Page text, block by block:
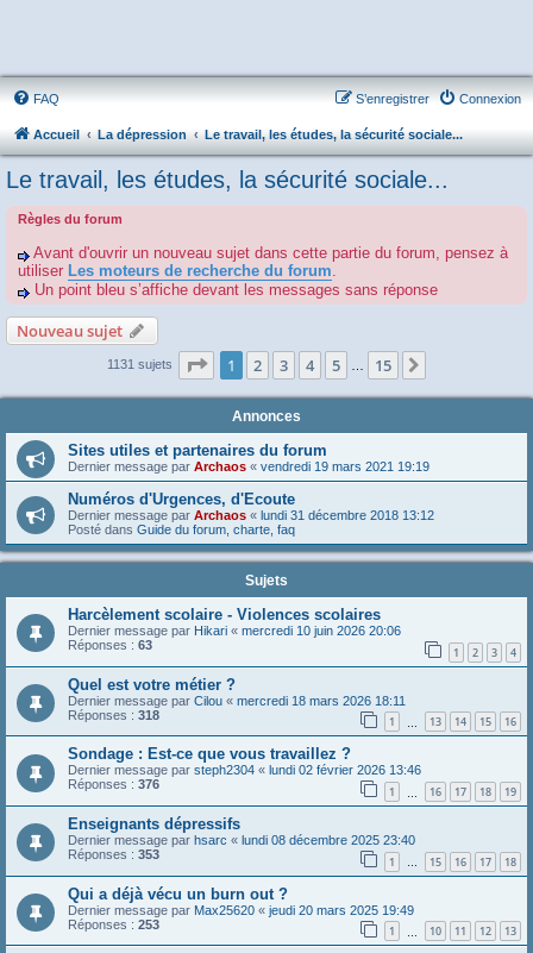
FAQ Connexion
S’enregistrer
Accueil La dépression Le travail, les études, la sécurité sociale...
Le travail, les études, la sécurité sociale...
Règles du forum
Avant d'ouvrir un nouveau sujet dans cette partie du forum, pensez à
utiliser Les moteurs de recherche du forum.
Un point bleu s’affiche devant les messages sans réponse
Nouveau sujet
1131 sujets Page 1sur15
1 2 3 4 5 15
Annonces
Sites utiles et partenaires du forum
Dernier message par Archaos « vendredi 19 mars 2021 19:19
Numéros d'Urgences, d'Ecoute
Dernier message par Archaos « lundi 31 décembre 2018 13:12
Posté dans Guide du forum, charte, faq
Sujets
Harcèlement scolaire - Violences scolaires
Dernier message par Hikari « mercredi 10 juin 2026 20:06
Réponses : 63 1 2 3 4
Quel est votre métier ?
Dernier message par Cilou « mercredi 18 mars 2026 18:11
Réponses : 318 1 13 14 15 16
Sondage : Est-ce que vous travaillez ?
Dernier message par steph2304 « lundi 02 février 2026 13:46
Réponses : 376 1 16 17 18 19
Enseignants dépressifs
Dernier message par hsarc « lundi 08 décembre 2025 23:40
Réponses : 353 1 … 15 16 17 18
Qui a déjà vécu un burn out ?
Dernier message par Max25620 « jeudi 20 mars 2025 19:49
Réponses : 253 1 10 11 12 13